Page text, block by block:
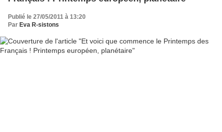
Publié le 27/05/2011 à 13:20
Par Eva R-sistons